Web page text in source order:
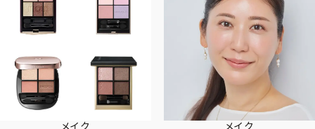
メイク メイク